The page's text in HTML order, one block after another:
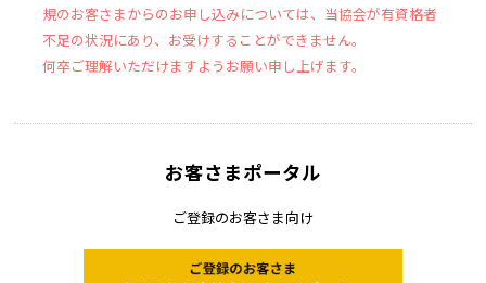
規のお客さまからのお申し込みについては、当協会が有資格者
不足の状況にあり、お受けすることができません。
何卒ご理解いただけますようお願い申し上げます。
お客さまポータル
ご登録のお客さま向け